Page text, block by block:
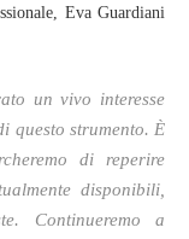
Eva Guardiani
un vivo interesse
questo strumento. È
di reperire
disponibili,
Continueremo a